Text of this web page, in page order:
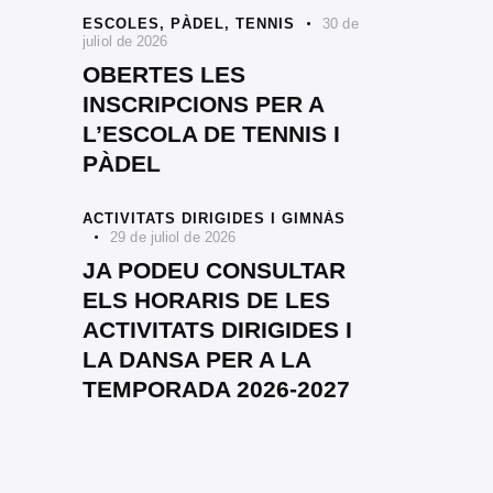
ESCOLES, PÀDEL,TENNIS
30 de
juliol de 2026
OBERTES LES
INSCRIPCIONS PER A
L’ESCOLA DE TENNIS I
PÀDEL
ACTIVITATS DIRIGIDES I GIMNÀS
29 de juliol de 2026
JA PODEU CONSULTAR
ELS HORARIS DE LES
ACTIVITATS DIRIGIDES I
LA DANSA PER A LA
TEMPORADA 2026-2027